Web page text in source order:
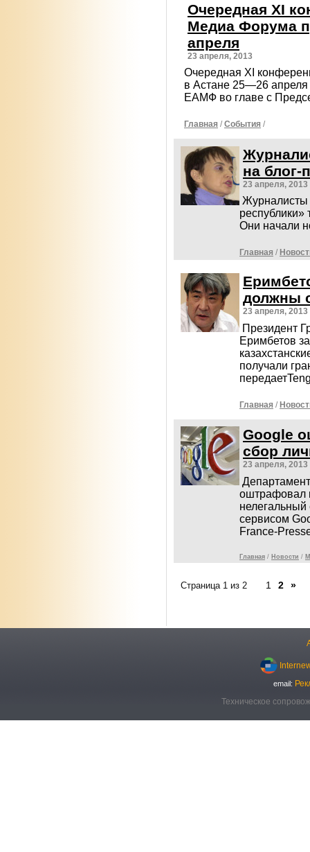
Очередная XI
Медиа Форума
апреля
23 апреля, 2013
Очередная XI
в Астане 25—26 апреля
ЕАМФ во главе с
Главная /События /
на блог-
23 апреля, 2013
Журналисты
республики»
Они начали
Главная /
должны
23 апреля, 2013
Президент
Еримбетов
получали
Главная /
Google
сбор
23 апреля, 2013
оштрафовал
нелегальный
сервисом
France-
Главная / Новости /
Страница 1 из 2 1 2 »
email:
Техническое